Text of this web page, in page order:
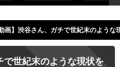
動画】渋谷さん、ガチで世紀末のような
で世紀末のような現状を